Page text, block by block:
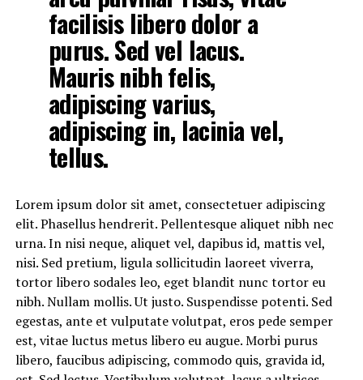
facilisis libero dolor a
purus. Sed vel lacus.
Mauris nibh felis,
adipiscing varius,
adipiscing in, lacinia vel,
tellus.
Lorem ipsum dolor sit amet, consectetuer adipiscing
elit. Phasellus hendrerit. Pellentesque aliquet nibh nec
urna. In nisi neque, aliquet vel, dapibus id, mattis vel,
nisi. Sed pretium, ligula sollicitudin laoreet viverra,
tortor libero sodales leo, eget blandit nunc tortor eu
nibh. Nullam mollis. Ut justo. Suspendisse potenti. Sed
egestas, ante et vulputate volutpat, eros pede semper
est, vitae luctus metus libero eu augue. Morbi purus
libero, faucibus adipiscing, commodo quis, gravida id,